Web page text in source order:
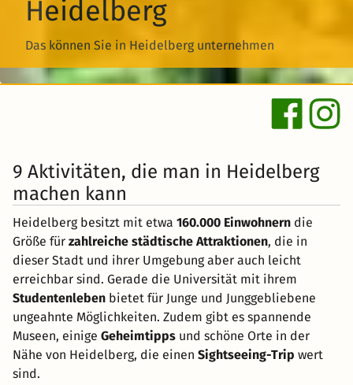
Heidelberg
Das können Sie in Heidelberg unternehmen
9 Aktivitäten, die man in Heidelberg
machen kann
Heidelberg besitzt mit etwa 160.000 Einwohnern die
Größe für zahlreiche städtische Attraktionen, die in
dieser Stadt und ihrer Umgebung aber auch leicht
erreichbar sind. Gerade die Universität mit ihrem
Studentenleben bietet für Junge und Junggebliebene
ungeahnte Möglichkeiten. Zudem gibt es spannende
Museen, einige Geheimtipps und schöne Orte in der
Nähe von Heidelberg, die einen Sightseeing-Trip wert
sind.